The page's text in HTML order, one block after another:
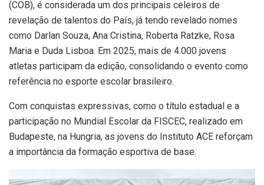
(COB), é considerada um dos principais celeiros de
revelação de talentos do País, já tendo revelado nomes
como Darlan Souza, Ana Cristina, Roberta Ratzke, Rosa
Maria e Duda Lisboa. Em 2025, mais de 4.000 jovens
atletas participam da edição, consolidando o evento como
referência no esporte escolar brasileiro.
Com conquistas expressivas, como o título estadual e a
participação no Mundial Escolar da FISCEC, realizado em
Budapeste, na Hungria, as jovens do Instituto ACE reforçam
a importância da formação esportiva de base.